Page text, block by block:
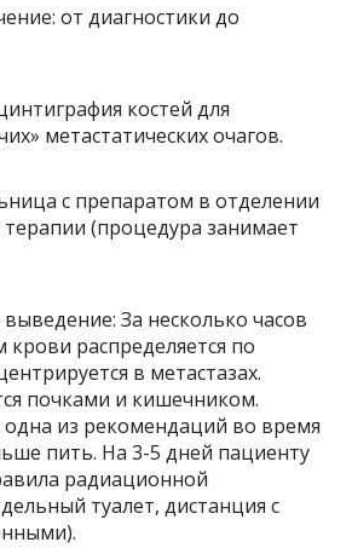
от диагностики до
костей для
метастатических очагов.
с препаратом в отделении
(процедура занимает
За несколько часов
крови распределяется по
в метастазах.
почками и кишечником.
из рекомендаций во время
пить. На 3-5 дней пациенту
радиационной
туалет, дистанция с